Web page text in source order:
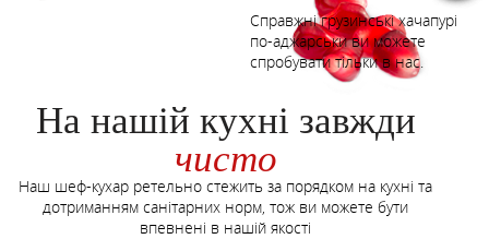
Справжні грузинські хачапурі
по-аджарськи ви можете
спробувати тільки в нас.
На нашій кухні завжди
чисто
Наш шеф-кухар ретельно стежить за порядком на кухні та
дотриманням санітарних норм, тож ви можете бути
впевнені в нашій якості